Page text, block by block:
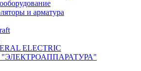
и арматура
ELECTRIC
"ЭЛЕКТРОАППАРАТУРА"